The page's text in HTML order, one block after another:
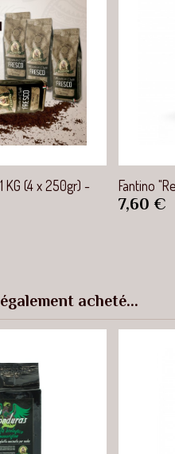
rapide
KG (4 x 250gr) -
Fantino
Prix
7,60 €
acheté...